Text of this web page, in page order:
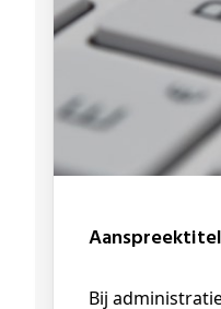
Bij administratief en technisch personeel of doctoraatsbursalen wordt standaard